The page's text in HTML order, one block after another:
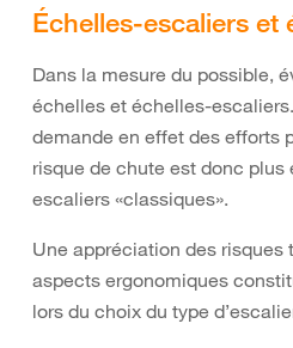
Échelles-escaliers et
Dans la mesure du possible,
échelles et échelles-
demande en effet des efforts
risque de chute est donc plus
escaliers «classiques».
Une appréciation des risques
aspects ergonomiques
lors du choix du type